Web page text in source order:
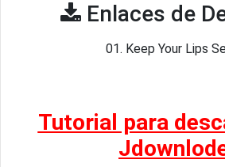
Enlaces de
01. Keep Your Lips
Tutorial para